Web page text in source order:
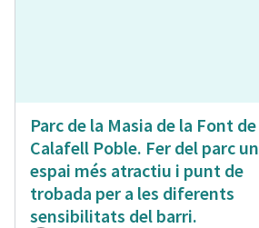
Parc de la Masia de la Font de
Calafell Poble. Fer del parc un
espai més atractiu i punt de
trobada per a les diferents
sensibilitats del barri.